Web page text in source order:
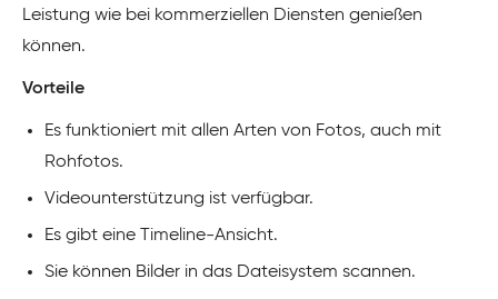
Leistung wie bei kommerziellen Diensten genießen
können.
Vorteile
Es funktioniert mit allen Arten von Fotos, auch mit
Rohfotos.
Videounterstützung ist verfügbar.
Es gibt eine Timeline-Ansicht.
Sie können Bilder in das Dateisystem scannen.